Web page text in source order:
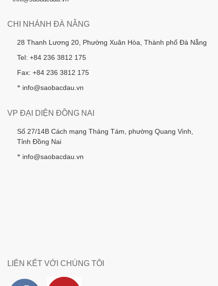
CHI NHÁNH ĐÀ NẴNG
28 Thanh Lương 20, Phường Xuân Hòa, Thành phố Đà Nẵng
Tel: +84 236 3812 175
Fax: +84 236 3812 175
* info@saobacdau.vn
VP ĐẠI DIỆN ĐỒNG NAI
Số 27/14B Cách mạng Tháng Tám, phường Quang Vinh,
Tỉnh Đồng Nai
* info@saobacdau.vn
LIÊN KẾT VỚI CHÚNG TÔI